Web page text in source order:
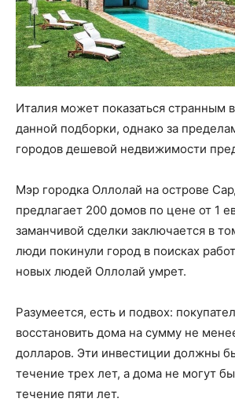
Италия может показаться странным
данной подборки, однако за
городов дешевой недвижимости
Мэр городка Оллолай на острове
предлагает 200 домов по цене от 1
заманчивой сделки заключается в
люди покинули город в поисках
новых людей Оллолай умрет.
Разумеется, есть и подвох:
восстановить дома на сумму не
долларов. Эти инвестиции должны
течение трех лет, а дома не могут
течение пяти лет.